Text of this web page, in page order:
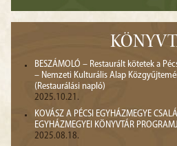
BESZÁMOLÓ – Restaurált kötetek a
– Nemzeti Kulturális Alap
(Restaurálási napló)
2025.10.21.
KOVÁSZ A PÉCSI EGYHÁZMEGYE
EGYHÁZMEGYEI KÖNYVTÁR
2025.08.18.